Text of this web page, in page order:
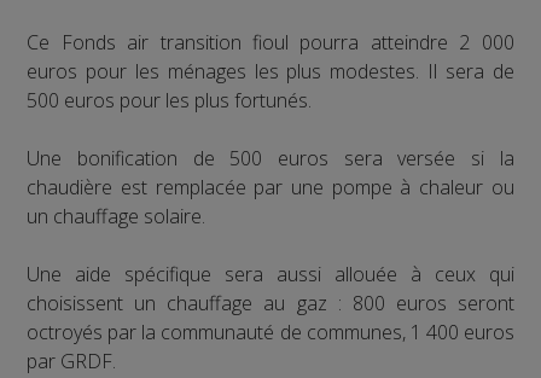
Ce Fonds air transition fioul pourra atteindre 2 000
euros pour les ménages les plus modestes. Il sera de
500 euros pour les plus fortunés.
Une bonification de 500 euros sera versée si la
chaudière est remplacée par une pompe à chaleur ou
un chauffage solaire.
Une aide spécifique sera aussi allouée à ceux qui
choisissent un chauffage au gaz : 800 euros seront
octroyés par la communauté de communes, 1 400 euros
par GRDF.